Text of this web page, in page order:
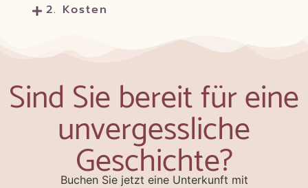
2. Kosten
Sind Sie bereit für eine
unvergessliche
Geschichte?
Buchen Sie jetzt eine Unterkunft mit